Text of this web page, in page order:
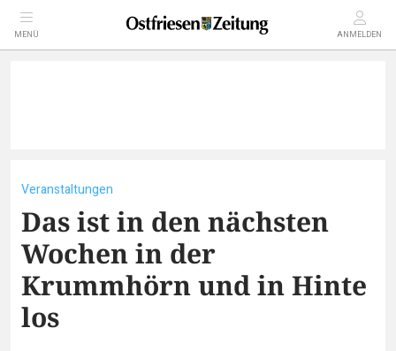
MENÜ ANMELDEN
Veranstaltungen
Das ist in den nächsten
Wochen in der
Krummhörn und in Hinte
los